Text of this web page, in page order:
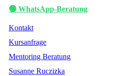
🟢 WhatsApp-Beratung
Kontakt
Kursanfrage
Mentoring Beratung
Susanne Ruczizka